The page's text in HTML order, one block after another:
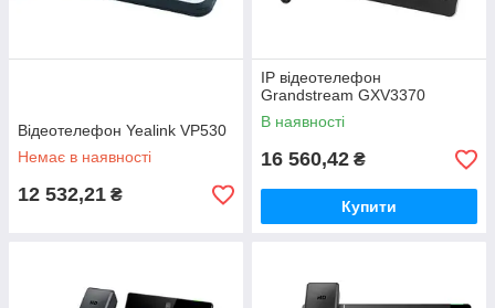
Відеотелефон Yealink VP530
Немає в наявності
12 532,21 ₴
IP відеотелефон
Grandstream GXV3370
В наявності
16 560,42 ₴
Купити